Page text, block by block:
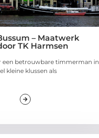
– Maatwerk
TK Harmsen
een betrouwbare timmerman in
kleine klussen als